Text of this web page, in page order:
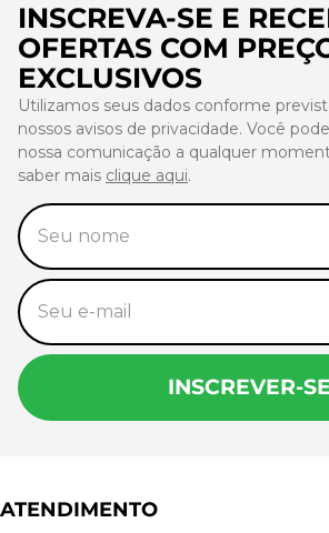
INSCREVA-SE E
OFERTAS COM
EXCLUSIVOS
Utilizamos seus dados conforme
nossos avisos de privacidade. Você
nossa comunicação a qualquer
saber mais clique aqui.
INSCREVER-SE
ATENDIMENTO